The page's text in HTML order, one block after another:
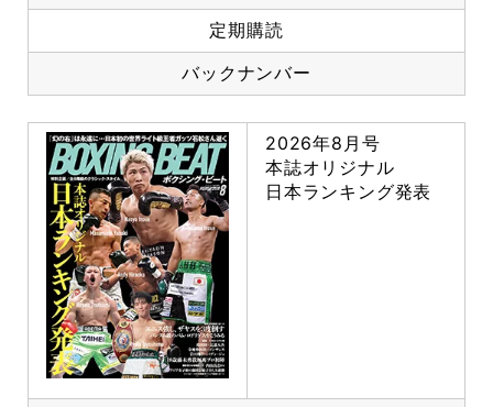
定期購読
バックナンバー
2026年8月号
本誌オリジナル
日本ランキング発表